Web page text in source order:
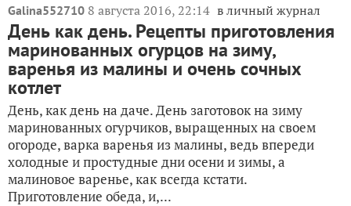
Galina552710 8 августа 2016, 22:14 в личный журнал
День как день. Рецепты приготовления
маринованных огурцов на зиму,
варенья из малины и очень сочных
котлет
День, как день на даче. День заготовок на зиму
маринованных огурчиков, выращенных на своем
огороде, варка варенья из малины, ведь впереди
холодные и простудные дни осени и зимы, а
малиновое варенье, как всегда кстати.
Приготовление обеда, и,...